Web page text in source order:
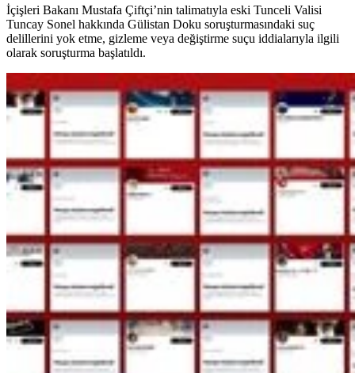
İçişleri Bakanı Mustafa Çiftçi’nin talimatıyla eski Tunceli Valisi
Tuncay Sonel hakkında Gülistan Doku soruşturmasındaki suç
delillerini yok etme, gizleme veya değiştirme suçu iddialarıyla ilgili
olarak soruşturma başlatıldı.